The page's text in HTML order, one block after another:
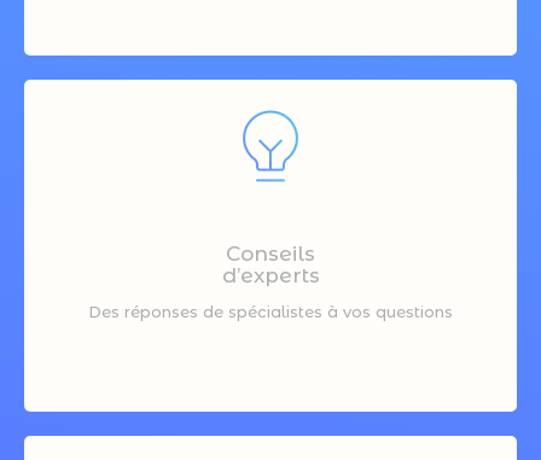
Conseils
d’experts
Des réponses de spécialistes à vos questions